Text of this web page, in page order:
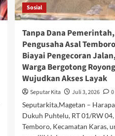
Sosial
Tanpa Dana Pemerintah,
Pengusaha Asal Temboro
Biayai Pengecoran
Warga Bergotong Royong
Wujudkan Akses Layak
Seputar Kita Juli 3, 2026
0
Seputarkita,Magetan –
Dukuh Puhtelu, RT 01/RW 04,
Temboro, Kecamatan Karas,